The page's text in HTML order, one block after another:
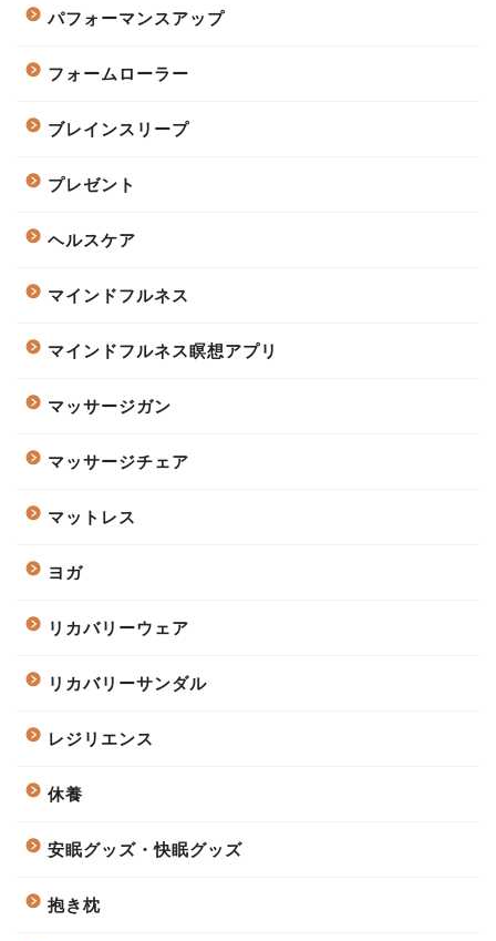
パフォーマンスアップ
フォームローラー
ブレインスリープ
プレゼント
ヘルスケア
マインドフルネス
マインドフルネス瞑想アプリ
マッサージガン
マッサージチェア
マットレス
ヨガ
リカバリーウェア
リカバリーサンダル
レジリエンス
休養
安眠グッズ・快眠グッズ
抱き枕